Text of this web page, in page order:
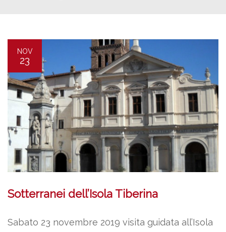
NOV
23
Sotterranei dell’Isola Tiberina
Sabato 23 novembre 2019 visita guidata all’Isola